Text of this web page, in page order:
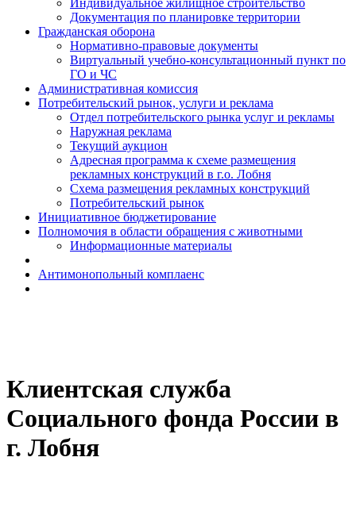
Индивидуальное жилищное строительство
Документация по планировке территории
Гражданская оборона
Н​ормативно-правовые документы
Виртуальный учебно-консультационный пункт по
ГО и ЧС
Административная комиссия
Потребительский рынок, услуги и реклама
Отдел потребительского рынка услуг и рекламы
Наружная реклама
Текущий аукцион
Адресная программа к схеме размещения
рекламных конструкций в г.о. Лобня
Схема размещения рекламных конструкций
Потребительский рынок
Инициативное бюджетирование
Полномочия в области обращения с животными
Информационные материалы
Антимонопольный комплаенс
Клиентская служба
Социального фонда России в
г. Лобня